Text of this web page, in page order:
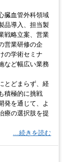
臓血管外科領域
品導入、担当製
戦略立案、営業
営業研修の企
の学術セミナ
など幅広い業務
とどまらず、経
積極的に挑戦
発を通じて、よ
療の選択肢を提
…続きを読む